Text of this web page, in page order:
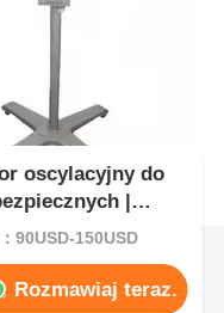
oscylacyjny do
|
90USD-150USD
Rozmawiaj teraz.